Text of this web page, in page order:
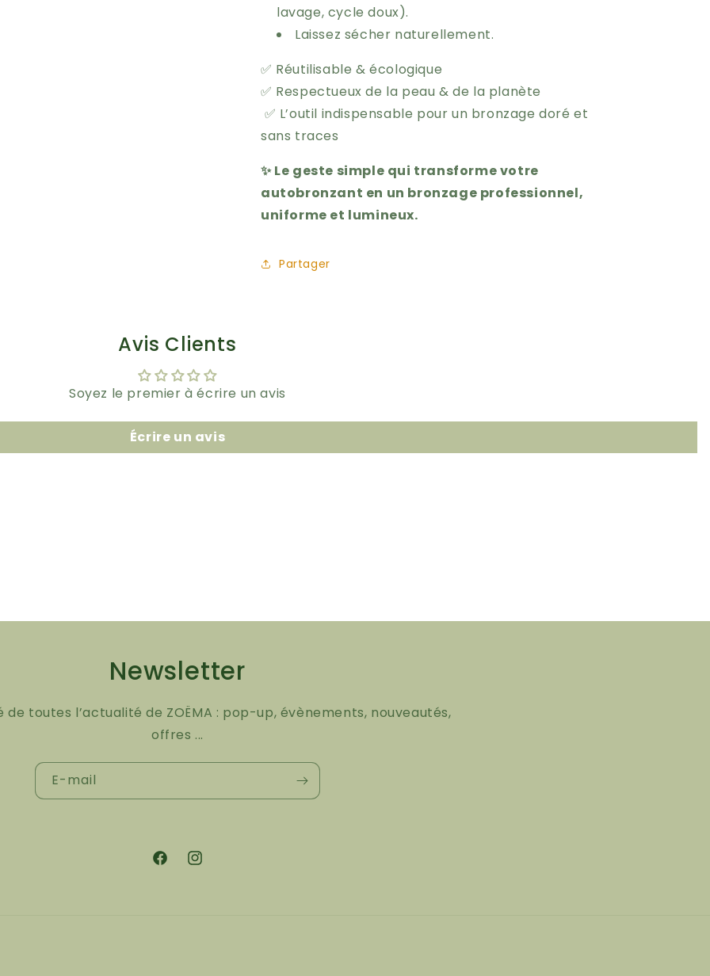
lavage, cycle doux).
Laissez sécher naturellement.
✅ Réutilisable & écologique
✅ Respectueux de la peau & de la planète
✅ L’outil indispensable pour un bronzage doré et
sans traces
✨ Le geste simple qui transforme votre
autobronzant en un bronzage professionnel,
uniforme et lumineux.
Partager
Avis Clients
Soyez le premier à écrire un avis
Écrire un avis
Newsletter
de toutes l’actualité de ZOËMA : pop-up, évènements, nouveautés,
offres ...
E-mail
FacebookInstagram